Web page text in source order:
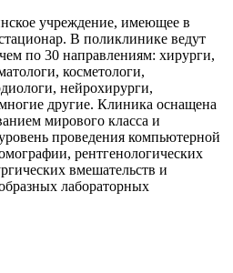
учреждение, имеющее в
В поликлинике ведут
по 30 направлениям: хирурги,
косметологи,
нейрохирурги,
другие. Клиника оснащена
мирового класса и
проведения компьютерной
рентгенологических
вмешательств и
лабораторных